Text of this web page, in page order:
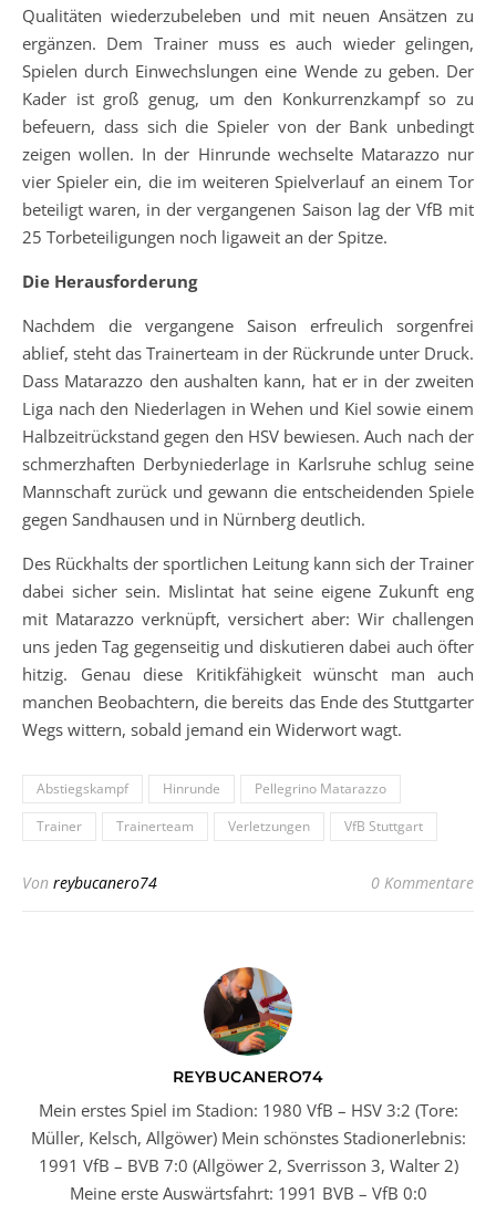
Qualitäten wiederzubeleben und mit neuen Ansätzen zu
ergänzen. Dem Trainer muss es auch wieder gelingen,
Spielen durch Einwechslungen eine Wende zu geben. Der
Kader ist groß genug, um den Konkurrenzkampf so zu
befeuern, dass sich die Spieler von der Bank unbedingt
zeigen wollen. In der Hinrunde wechselte Matarazzo nur
vier Spieler ein, die im weiteren Spielverlauf an einem Tor
beteiligt waren, in der vergangenen Saison lag der VfB mit
25 Torbeteiligungen noch ligaweit an der Spitze.
Die Herausforderung
Nachdem die vergangene Saison erfreulich sorgenfrei
ablief, steht das Trainerteam in der Rückrunde unter Druck.
Dass Matarazzo den aushalten kann, hat er in der zweiten
Liga nach den Niederlagen in Wehen und Kiel sowie einem
Halbzeitrückstand gegen den HSV bewiesen. Auch nach der
schmerzhaften Derbyniederlage in Karlsruhe schlug seine
Mannschaft zurück und gewann die entscheidenden Spiele
gegen Sandhausen und in Nürnberg deutlich.
Des Rückhalts der sportlichen Leitung kann sich der Trainer
dabei sicher sein. Mislintat hat seine eigene Zukunft eng
mit Matarazzo verknüpft, versichert aber: Wir challengen
uns jeden Tag gegenseitig und diskutieren dabei auch öfter
hitzig. Genau diese Kritikfähigkeit wünscht man auch
manchen Beobachtern, die bereits das Ende des Stuttgarter
Wegs wittern, sobald jemand ein Widerwort wagt.
Abstiegskampf Hinrunde
Pellegrino Matarazzo
Trainer
Trainerteam Verletzungen VfB Stuttgart
Von reybucanero74 0 Kommentare
REYBUCANERO74
Mein erstes Spiel im Stadion: 1980 VfB – HSV 3:2 (Tore:
Müller, Kelsch, Allgöwer) Mein schönstes Stadionerlebnis:
1991 VfB – BVB 7:0 (Allgöwer 2, Sverrisson 3, Walter 2)
Meine erste Auswärtsfahrt: 1991 BVB – VfB 0:0